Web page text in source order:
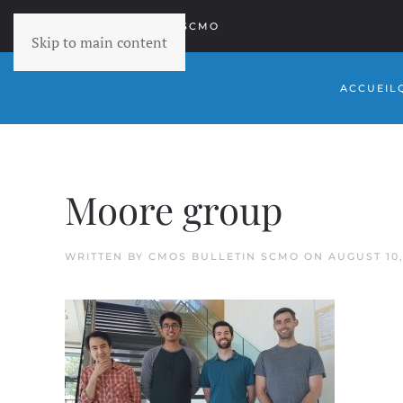
Skip to main content
RETOURNER À SCMO
ACCUEIL
Moore group
WRITTEN BY CMOS BULLETIN SCMO ON AUGUST